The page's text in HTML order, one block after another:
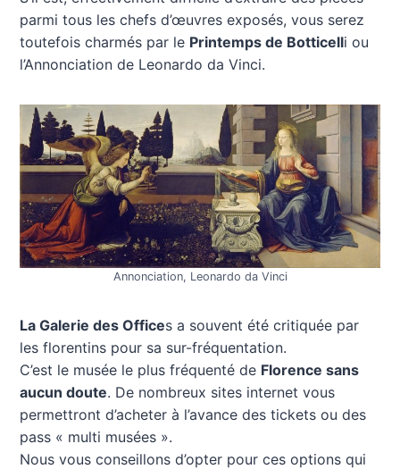
parmi tous les chefs d’œuvres exposés, vous serez
toutefois charmés par le Printemps de Botticelli ou
l’Annonciation de Leonardo da Vinci.
Annonciation, Leonardo da Vinci
La Galerie des Offices a souvent été critiquée par
les florentins pour sa sur-fréquentation.
C’est le musée le plus fréquenté de Florence sans
aucun doute. De nombreux sites internet vous
permettront d’acheter à l’avance des tickets ou des
pass « multi musées ».
Nous vous conseillons d’opter pour ces options qui